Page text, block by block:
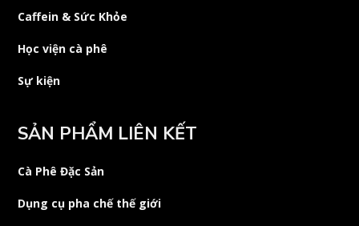
Caffein & Sức Khỏe
Học viện cà phê
Sự kiện
SẢN PHẨM LIÊN KẾT
Cà Phê Đặc Sản
Dụng cụ pha chế thế giới